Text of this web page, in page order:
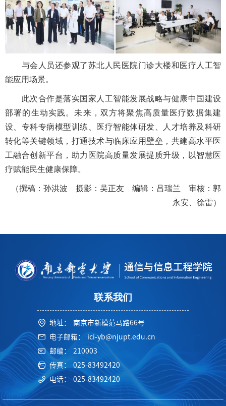
与会人员还参观了苏北人民医院门诊大楼和医疗人工智
能应用场景。
此次合作是落实国家人工智能发展战略与健康中国建设
部署的生动实践。未来，双方将聚焦高质量医疗数据集建
设、专科专病模型训练、医疗智能体研发、人才培养及科研
转化等关键领域，打通技术与临床应用壁垒，共建高水平医
工融合创新平台，助力医院高质量发展提质升级，以智慧医
疗赋能民生健康保障。
（撰稿：孙洪波 摄影：吴正友 编辑：吕瑞兰 审核：郭
永安、徐雷）
联系我们
地址：
南京市新模范马路66号
电子邮箱：
ici-yb@njupt.edu.cn
邮编：
210003
传真：
025-83492420
电话： 025-83492420